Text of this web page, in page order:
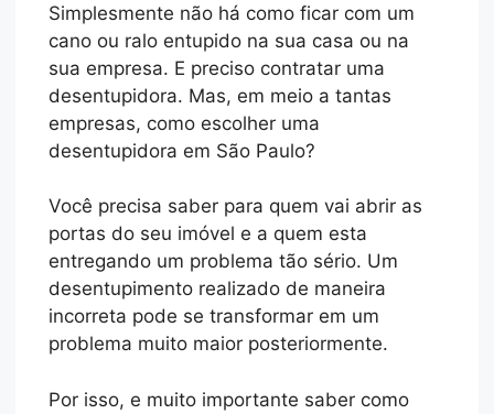
Simplesmente não há como ficar com um
cano ou ralo entupido na sua casa ou na
sua empresa. E preciso contratar uma
desentupidora. Mas, em meio a tantas
empresas, como escolher uma
desentupidora em São Paulo?
Você precisa saber para quem vai abrir as
portas do seu imóvel e a quem esta
entregando um problema tão sério. Um
desentupimento realizado de maneira
incorreta pode se transformar em um
problema muito maior posteriormente.
Por isso, e muito importante saber como